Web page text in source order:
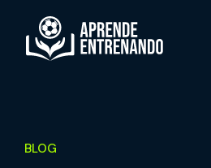
BLOG